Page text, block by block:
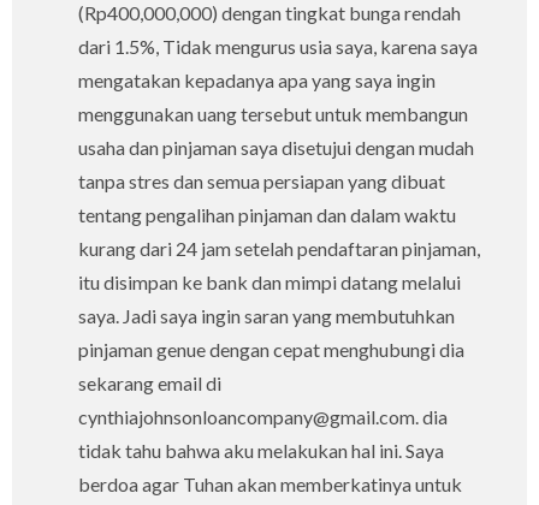
(Rp400,000,000) dengan tingkat bunga rendah
dari 1.5%, Tidak mengurus usia saya, karena saya
mengatakan kepadanya apa yang saya ingin
menggunakan uang tersebut untuk membangun
usaha dan pinjaman saya disetujui dengan mudah
tanpa stres dan semua persiapan yang dibuat
tentang pengalihan pinjaman dan dalam waktu
kurang dari 24 jam setelah pendaftaran pinjaman,
itu disimpan ke bank dan mimpi datang melalui
saya. Jadi saya ingin saran yang membutuhkan
pinjaman genue dengan cepat menghubungi dia
sekarang email di
cynthiajohnsonloancompany@gmail.com. dia
tidak tahu bahwa aku melakukan hal ini. Saya
berdoa agar Tuhan akan memberkatinya untuk